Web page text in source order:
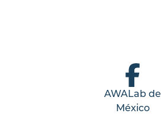
AWALab de
México